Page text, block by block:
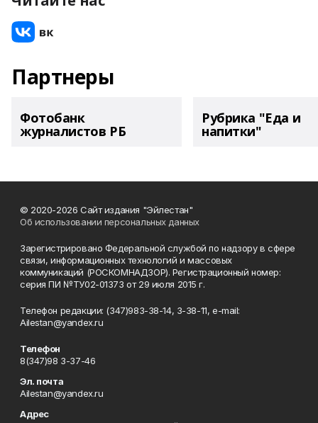
Партнеры
Фотобанк
журналистов РБ
Рубрика "Еда и
напитки"
© 2020-2026 Сайт издания "Эйлестан"
Об использовании персональных данных
Зарегистрировано Федеральной службой по надзору в сфере
связи, информационных технологий и массовых
коммуникаций (РОСКОМНАДЗОР). Регистрационный номер:
серия ПИ №ТУ02-01373 от 29 июля 2015 г.
Телефон редакции: (347)983-38-14, 3-38-11, e-mail:
Ailestan@yandex.ru
Телефон
8(347)98 3-37-46
Эл. почта
Ailestan@yandex.ru
Адрес